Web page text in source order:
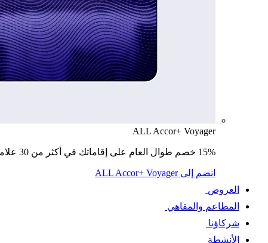
ALL Accor+ Voyager
15% خصم طوال العام على إقاماتك في أكثر من 30 علامة تجارية.
انضم إلى ALL Accor+ Voyager
العروض
المطاعم والمقاهي
شركاؤنا
الأنشطة